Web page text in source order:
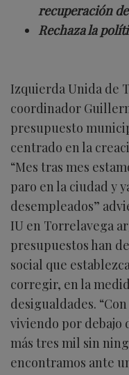
recuperación
Rechaza la
Izquierda Unida de
coordinador
presupuesto
centrado en la
“Mes tras mes
paro en la ciudad y
desempleados”
IU en Torrelavega
presupuestos han
social que
corregir, en la
desigualdades.
viviendo por debajo
más tres mil sin
encontramos ante